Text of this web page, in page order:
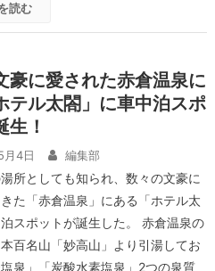
読む
豪に愛された赤倉温泉に
テル太閤」に車中泊スポ
生！
月4日 編集部
所としても知られ、数々の文豪に
た「赤倉温泉」にある「ホテル太
スポットが誕生した。 赤倉温泉の
百名山「妙高山」より引湯してお
泉」「炭酸水素塩泉」2つの泉質